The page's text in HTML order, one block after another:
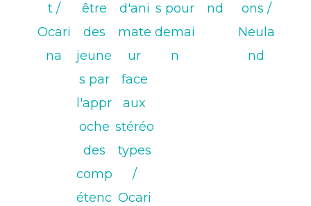
t/
Ocari
na
être
des
jeune
s par
l'appr
oche
des
comp
étenc
d'ani
mate
ur
face
aux
stéréo
types
/
Ocari
s pour
demai
n
nd
ons /
Neula
nd